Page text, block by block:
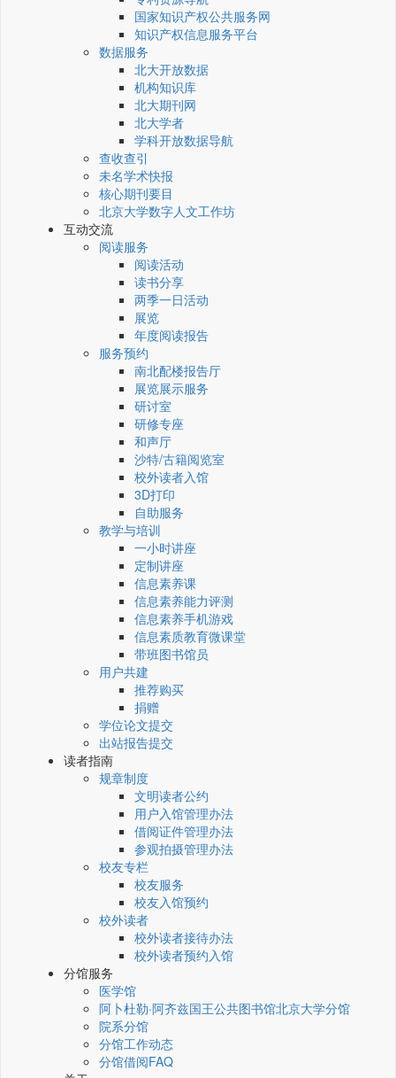
国家知识产权公共服务网
知识产权信息服务平台
数据服务
北大开放数据
机构知识库
北大期刊网
北大学者
学科开放数据导航
查收查引
未名学术快报
核心期刊要目
北京大学数字人文工作坊
互动交流
阅读服务
阅读活动
读书分享
两季一日活动
展览
年度阅读报告
服务预约
南北配楼报告厅
展览展示服务
研讨室
研修专座
和声厅
沙特/古籍阅览室
校外读者入馆
3D打印
自助服务
教学与培训
一小时讲座
定制讲座
信息素养课
信息素养能力评测
信息素养手机游戏
信息素质教育微课堂
带班图书馆员
用户共建
推荐购买
捐赠
学位论文提交
出站报告提交
读者指南
规章制度
文明读者公约
用户入馆管理办法
借阅证件管理办法
参观拍摄管理办法
校友专栏
校友服务
校友入馆预约
校外读者
校外读者接待办法
校外读者预约入馆
分馆服务
医学馆
阿卜杜勒·阿齐兹国王公共图书馆北京大学分馆
院系分馆
分馆工作动态
分馆借阅FAQ